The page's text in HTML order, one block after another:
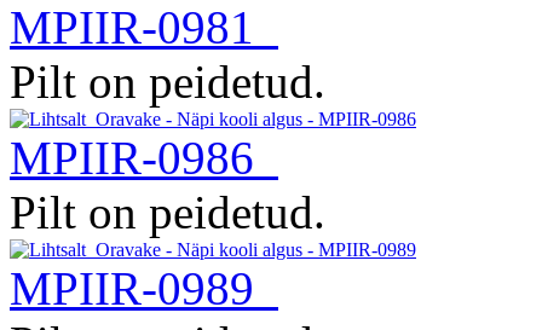
MPIIR-0981
Pilt on peidetud.
MPIIR-0986
Pilt on peidetud.
MPIIR-0989